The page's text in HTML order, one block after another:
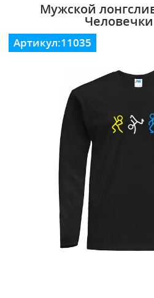
Мужской
Артикул:11035